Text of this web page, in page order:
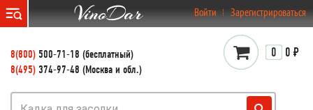
Войти Зарегистрироваться
8(800) 500-71-18 (бесплатный)
8(495) 374-97-48 (Москва и обл.)
0 0 ₽